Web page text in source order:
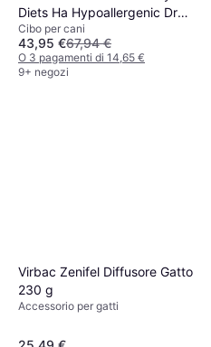
Diets Ha Hypoallergenic Dry
Dog Food 11kg
Cibo per cani
43,95 €67,94 €
O 3 pagamenti di 14,65 €
9+ negozi
Virbac Zenifel Diffusore Gatto
230 g
Accessorio per gatti